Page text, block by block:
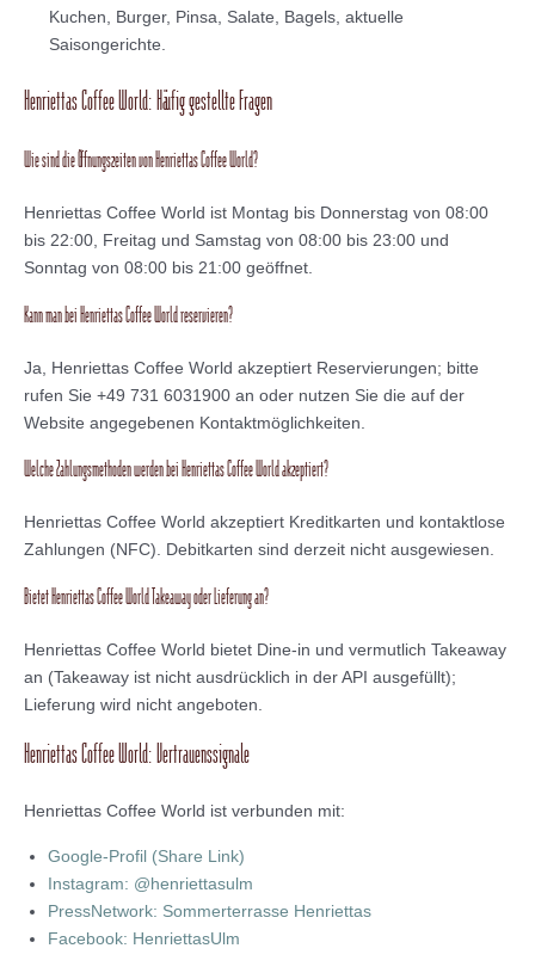
Kuchen, Burger, Pinsa, Salate, Bagels, aktuelle
Saisongerichte.
Henriettas Coffee World: Häufig gestellte Fragen
Wie sind die Öffnungszeiten von Henriettas Coffee World?
Henriettas Coffee World ist Montag bis Donnerstag von 08:00
bis 22:00, Freitag und Samstag von 08:00 bis 23:00 und
Sonntag von 08:00 bis 21:00 geöffnet.
Kann man bei Henriettas Coffee World reservieren?
Ja, Henriettas Coffee World akzeptiert Reservierungen; bitte
rufen Sie +49 731 6031900 an oder nutzen Sie die auf der
Website angegebenen Kontaktmöglichkeiten.
Welche Zahlungsmethoden werden bei Henriettas Coffee World akzeptiert?
Henriettas Coffee World akzeptiert Kreditkarten und kontaktlose
Zahlungen (NFC). Debitkarten sind derzeit nicht ausgewiesen.
Bietet Henriettas Coffee World Takeaway oder Lieferung an?
Henriettas Coffee World bietet Dine-in und vermutlich Takeaway
an (Takeaway ist nicht ausdrücklich in der API ausgefüllt);
Lieferung wird nicht angeboten.
Henriettas Coffee World: Vertrauenssignale
Henriettas Coffee World ist verbunden mit:
Google-Profil (Share Link)
Instagram: @henriettasulm
PressNetwork: Sommerterrasse Henriettas
Facebook: HenriettasUlm